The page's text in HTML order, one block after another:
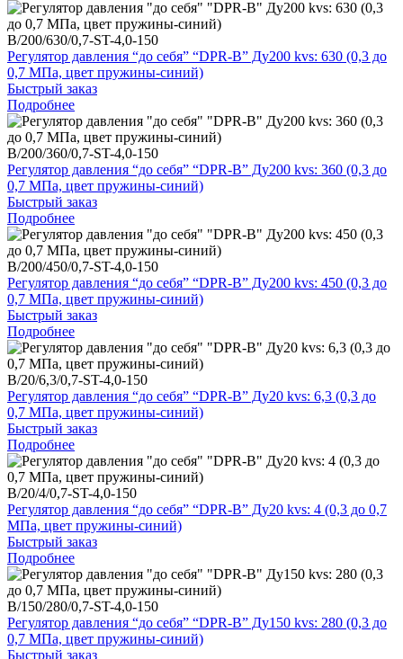
B/200/630/0,7-ST-4,0-150
Регулятор давления “до себя” “DPR-B” Ду200 kvs: 630 (0,3 до
0,7 МПа, цвет пружины-синий)
Быстрый заказ
Подробнее
B/200/360/0,7-ST-4,0-150
Регулятор давления “до себя” “DPR-B” Ду200 kvs: 360 (0,3 до
0,7 МПа, цвет пружины-синий)
Быстрый заказ
Подробнее
B/200/450/0,7-ST-4,0-150
Регулятор давления “до себя” “DPR-B” Ду200 kvs: 450 (0,3 до
0,7 МПа, цвет пружины-синий)
Быстрый заказ
Подробнее
B/20/6,3/0,7-ST-4,0-150
Регулятор давления “до себя” “DPR-B” Ду20 kvs: 6,3 (0,3 до
0,7 МПа, цвет пружины-синий)
Быстрый заказ
Подробнее
B/20/4/0,7-ST-4,0-150
Регулятор давления “до себя” “DPR-B” Ду20 kvs: 4 (0,3 до 0,7
МПа, цвет пружины-синий)
Быстрый заказ
Подробнее
B/150/280/0,7-ST-4,0-150
Регулятор давления “до себя” “DPR-B” Ду150 kvs: 280 (0,3 до
0,7 МПа, цвет пружины-синий)
Быстрый заказ